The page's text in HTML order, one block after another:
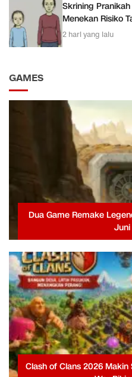
Skrining
Menekan Risiko
2 hari yang lalu
GAMES
Dua Game Remake
Clash of Clans 2026